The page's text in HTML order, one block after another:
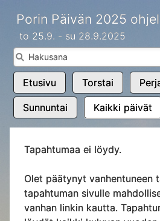
Porin Päivän 2025
to 25.9. - su 28.9.2025
Etusivu Torstai
Sunnuntai Kaikki päivät
Tapahtumaa ei löydy.
Olet päätynyt vanhentuneen
tapahtuman sivulle
vanhan linkin kautta.